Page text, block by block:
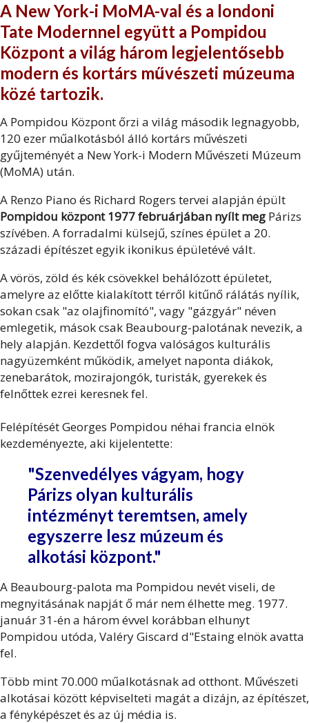
A New York-i MoMA-val és a londoni
Tate Modernnel együtt a Pompidou
Központ a világ három legjelentősebb
modern és kortárs művészeti múzeuma
közé tartozik.
A Pompidou Központ őrzi a világ második legnagyobb,
120 ezer műalkotásból álló kortárs művészeti
gyűjteményét a New York-i Modern Művészeti Múzeum
(MoMA) után.
A Renzo Piano és Richard Rogers tervei alapján épült
Pompidou központ 1977 februárjában nyílt meg Párizs
szívében. A forradalmi külsejű, színes épület a 20.
századi építészet egyik ikonikus épületévé vált.
A vörös, zöld és kék csövekkel behálózott épületet,
amelyre az előtte kialakított térről kitűnő rálátás nyílik,
sokan csak "az olajfinomító", vagy "gázgyár" néven
emlegetik, mások csak Beaubourg-palotának nevezik, a
hely alapján. Kezdettől fogva valóságos kulturális
nagyüzemként működik, amelyet naponta diákok,
zenebarátok, mozirajongók, turisták, gyerekek és
felnőttek ezrei keresnek fel.
Felépítését Georges Pompidou néhai francia elnök
kezdeményezte, aki kijelentette:
"Szenvedélyes vágyam, hogy
Párizs olyan kulturális
intézményt teremtsen, amely
egyszerre lesz múzeum és
alkotási központ."
A Beaubourg-palota ma Pompidou nevét viseli, de
megnyitásának napját ő már nem élhette meg. 1977.
január 31-én a három évvel korábban elhunyt
Pompidou utóda, Valéry Giscard d"Estaing elnök avatta
fel.
Több mint 70.000 műalkotásnak ad otthont. Művészeti
alkotásai között képviselteti magát a dizájn, az építészet,
a fényképészet és az új média is.